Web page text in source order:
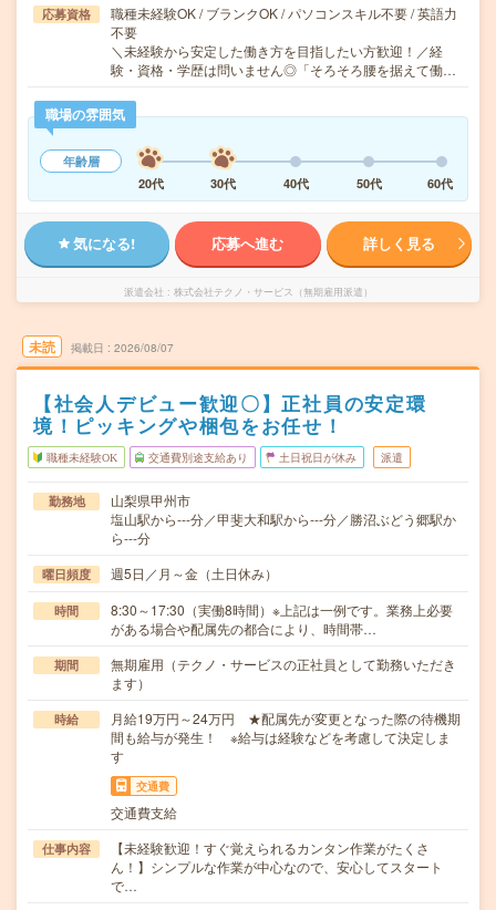
応募資格
職種未経験OK / ブランクOK / パソコンスキル不要 / 英語力
不要
＼未経験から安定した働き方を目指したい方歓迎！／経
験・資格・学歴は問いません◎「そろそろ腰を据えて働…
職場の雰囲気
年齢層
20代
30代 40代 50代 60代
気になる! 応募へ進む 詳しく見る
派遣会社 株式会社テクノ・サービス（無期雇用派遣）
未読 掲載日 2026/08/07
【社会人デビュー歓迎〇】正社員の安定環
境！ピッキングや梱包をお任せ！
職種未経験OK 交通費別途支給あり 土日祝日が休み 派遣
勤務地
山梨県甲州市
塩山駅から---分／甲斐大和駅から---分／勝沼ぶどう郷駅か
ら---分
曜日頻度 週5日／月～金（土日休み）
時間
8:30～17:30（実働8時間）※上記は一例です。業務上必要
がある場合や配属先の都合により、時間帯…
期間
無期雇用（テクノ・サービスの正社員として勤務いただき
ます）
時給
月給19万円～24万円 ★配属先が変更となった際の待機期
間も給与が発生！ ※給与は経験などを考慮して決定しま
す
交通費
交通費支給
仕事内容
【未経験歓迎！すぐ覚えられるカンタン作業がたくさ
ん！】シンプルな作業が中心なので、安心してスタート
で…